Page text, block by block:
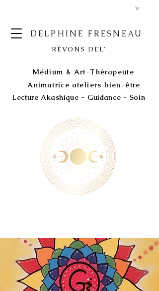
DELPHINE FRESNEAU
Lecture Akashique - Guidance - Soin
RÊVONS DEL'
Animatrice ateliers bien-être
Médium & Art-Thérapeute